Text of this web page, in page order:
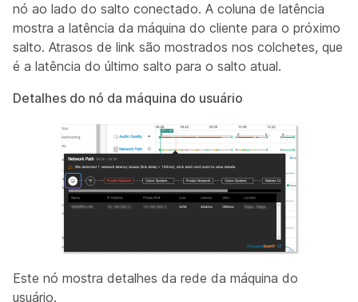
nó ao lado do salto conectado. A coluna de latência
mostra a latência da máquina do cliente para o próximo
salto. Atrasos de link são mostrados nos colchetes, que
é a latência do último salto para o salto atual.
Detalhes do nó da máquina do usuário
Este nó mostra detalhes da rede da máquina do
usuário.